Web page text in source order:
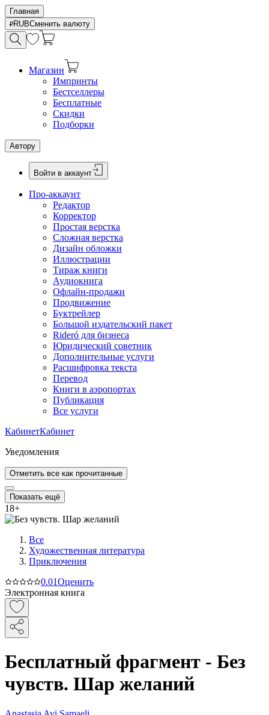
Главная
RUBСменить валюту
Магазин
Импринты
Бестселлеры
Бесплатные
Скидки
Подборки
Автору
Войти в аккаунт
Про-аккаунт
Редактор
Корректор
Простая верстка
Сложная верстка
Дизайн обложки
Иллюстрации
Тираж книги
Аудиокнига
Офлайн-продажи
Продвижение
Буктрейлер
Большой издательский пакет
Rideró для бизнеса
Юридический советник
Дополнительные услуги
Расшифровка текста
Перевод
Книги в аэропортах
Публикация
Все услуги
КабинетКабинет
Уведомления
Отметить все как прочитанные
Показать ещё
18+
Все
Художественная литература
Приключения
0.01Оценить
Электронная книга
Бесплатный фрагмент - Без
чувств. Шар желаний